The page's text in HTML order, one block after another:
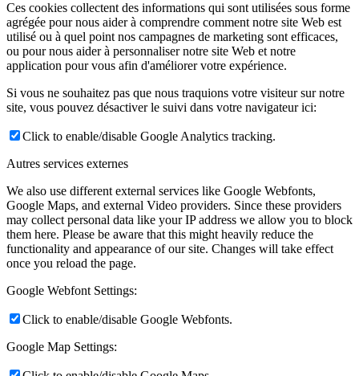
Ces cookies collectent des informations qui sont utilisées sous forme
agrégée pour nous aider à comprendre comment notre site Web est
utilisé ou à quel point nos campagnes de marketing sont efficaces,
ou pour nous aider à personnaliser notre site Web et notre
application pour vous afin d'améliorer votre expérience.
Si vous ne souhaitez pas que nous traquions votre visiteur sur notre
site, vous pouvez désactiver le suivi dans votre navigateur ici:
Click to enable/disable Google Analytics tracking.
Autres services externes
We also use different external services like Google Webfonts,
Google Maps, and external Video providers. Since these providers
may collect personal data like your IP address we allow you to block
them here. Please be aware that this might heavily reduce the
functionality and appearance of our site. Changes will take effect
once you reload the page.
Google Webfont Settings:
Click to enable/disable Google Webfonts.
Google Map Settings: